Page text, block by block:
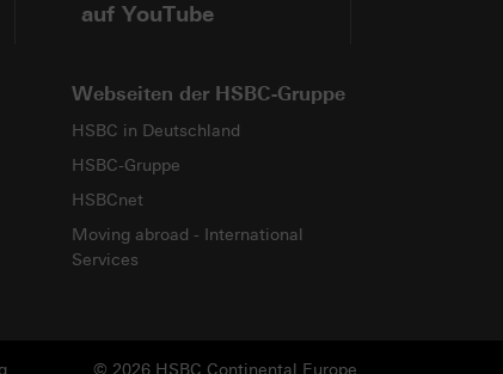
auf YouTube
Webseiten der HSBC-Gruppe
HSBC in Deutschland
HSBC-Gruppe
HSBCnet
Moving abroad - International
Services
© 2026 HSBC Continental Europe